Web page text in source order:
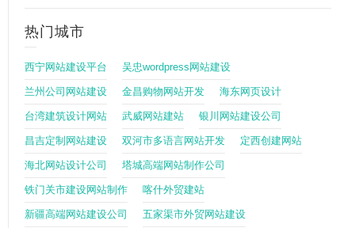
热门城市
西宁网站建设平台 吴忠wordpress网站建设
兰州公司网站建设 金昌购物网站开发 海东网页设计
台湾建筑设计网站 武威网站建站 银川网站建设公司
昌吉定制网站建设 双河市多语言网站开发 定西创建网站
海北网站设计公司 塔城高端网站制作公司
铁门关市建设网站制作 喀什外贸建站
新疆高端网站建设公司 五家渠市外贸网站建设